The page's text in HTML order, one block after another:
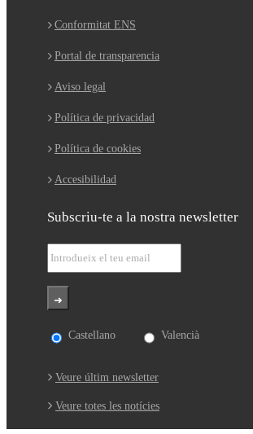
Conformitat ENS
Portal de transparencia
Aviso legal
Política de privacidad
Política de cookies
Accesibilidad
Subscriu-te a la nostra newsletter
Castellano Valencià
Veure últim newsletter
Veure totes les notícies